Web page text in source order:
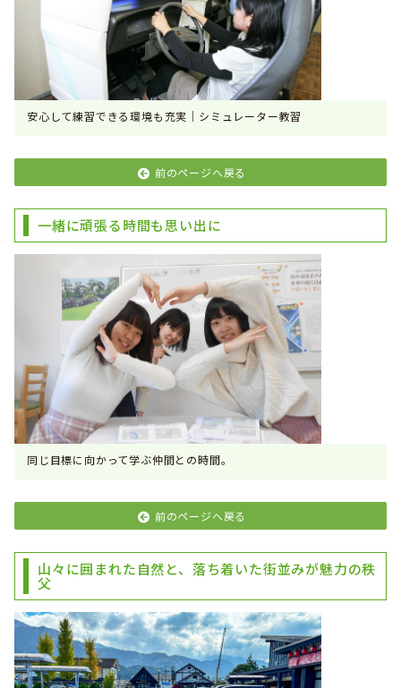
安心して練習できる環境も充実｜シミュレーター教習
前のページへ戻る
一緒に頑張る時間も思い出に
同じ目標に向かって学ぶ仲間との時間。
前のページへ戻る
山々に囲まれた自然と、落ち着いた街並みが魅力の秩
父